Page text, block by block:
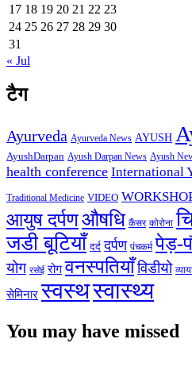
17 18 19 20 21 22 23
24 25 26 27 28 29 30
31
« Jul
टैग
Ayurveda Ayurveda News AYUSH
AyushDarpan Ayush Darpan News Ayush
health conference International
Traditional Medicine VIDEO
आयुष दर्पणऔषधि कैंसर कोरोना
जडी बूटियाँ दर्द दर्पण पंचकर्म पेड़-
योग रसोई रोग वनस्पतियाँविडीयो
सेमिनार स्वस्थस्वास्थ्य
You may have missed